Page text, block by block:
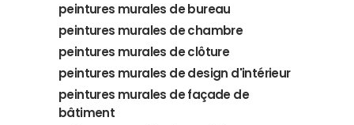
peintures murales de bureau
peintures murales de chambre
peintures murales de clôture
peintures murales de design d'intérieur
peintures murales de façade de
bâtiment